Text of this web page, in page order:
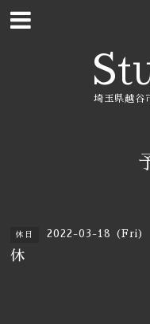
埼玉県越谷
休日 2022-03-18 (Fri)
休